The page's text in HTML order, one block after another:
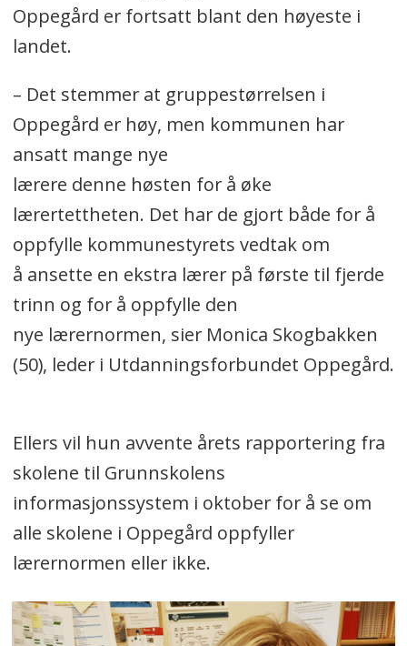
Oppegård er fortsatt blant den høyeste i
landet.
– Det stemmer at gruppestørrelsen i
Oppegård er høy, men kommunen har
ansatt mange nye
lærere denne høsten for å øke
lærertettheten. Det har de gjort både for å
oppfylle kommunestyrets vedtak om
å ansette en ekstra lærer på første til fjerde
trinn og for å oppfylle den
nye lærernormen, sier Monica Skogbakken
(50), leder i Utdanningsforbundet Oppegård.
Ellers vil hun avvente årets rapportering fra
skolene til Grunnskolens
informasjonssystem i oktober for å se om
alle skolene i Oppegård oppfyller
lærernormen eller ikke.